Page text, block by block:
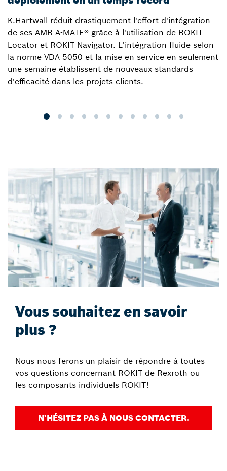
K.Hartwall réduit drastiquement l'effort d'intégration
de ses AMR A-MATE® grâce à l'utilisation de ROKIT
Locator et ROKIT Navigator. L'intégration fluide selon
la norme VDA 5050 et la mise en service en seulement
une semaine établissent de nouveaux standards
d'efficacité dans les projets clients.
Vous souhaitez en savoir
plus ?
Nous nous ferons un plaisir de répondre à toutes
vos questions concernant ROKIT de Rexroth ou
les composants individuels ROKIT!
N’HÉSITEZ PAS À NOUS CONTACTER.